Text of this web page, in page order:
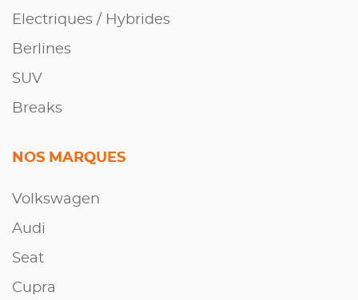
Electriques / Hybrides
Berlines
SUV
Breaks
NOS MARQUES
Volkswagen
Audi
Seat
Cupra